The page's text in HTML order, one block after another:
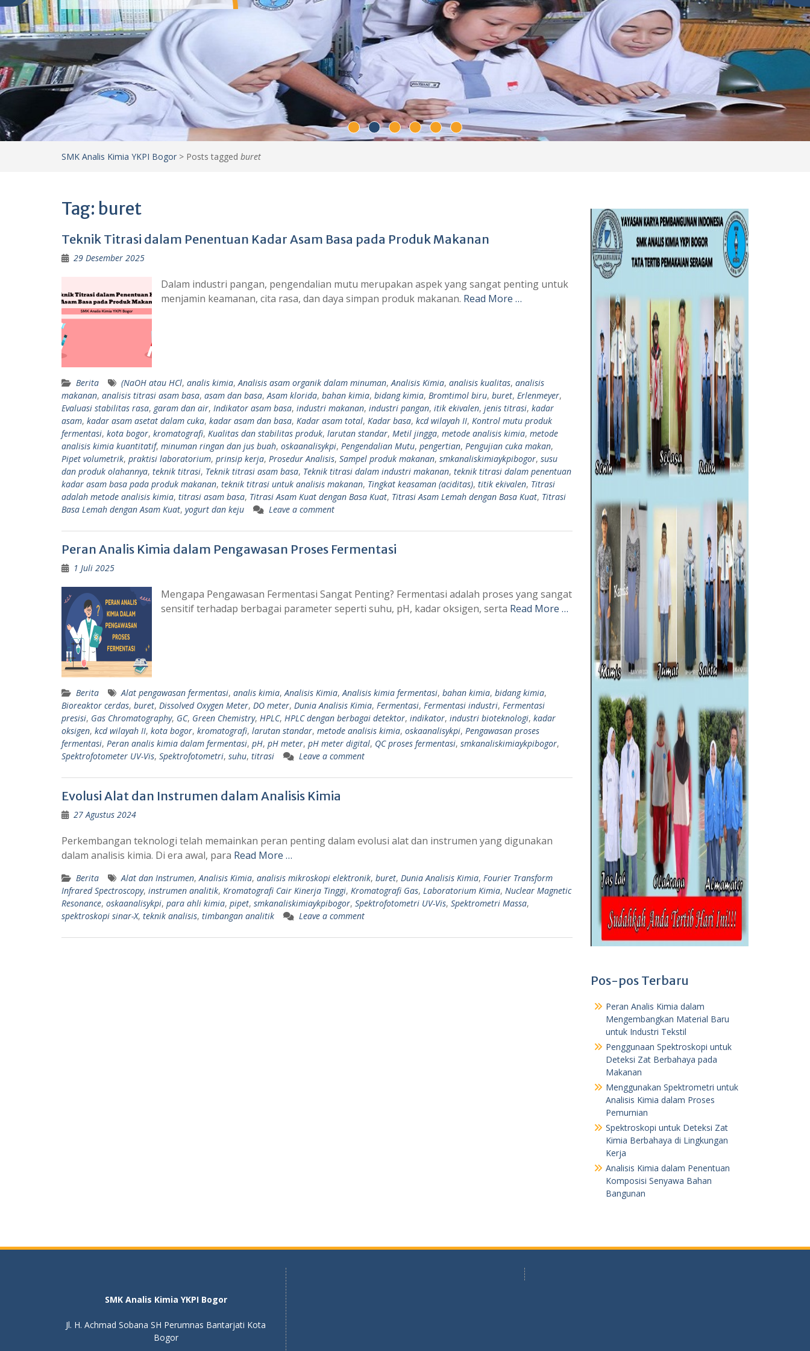
SMK Analis Kimia YKPI Bogor > Posts tagged buret
Tag: buret
Teknik Titrasi dalam Penentuan Kadar Asam Basa pada Produk Makanan
29 Desember 2025
Dalam industri pangan, pengendalian mutu merupakan aspek yang sangat penting untuk
menjamin keamanan, cita rasa, dan daya simpan produk makanan. Read More …
Berita (NaOH atau HCl, analis kimia, Analisis asam organik dalam minuman, Analisis Kimia, analisis kualitas, analisis
makanan, analisis titrasi asam basa, asam dan basa, Asam klorida, bahan kimia, bidang kimia, Bromtimol biru, buret, Erlenmeyer,
Evaluasi stabilitas rasa, garam dan air, Indikator asam basa, industri makanan, industri pangan, itik ekivalen, jenis titrasi, kadar
asam, kadar asam asetat dalam cuka, kadar asam dan basa, Kadar asam total, Kadar basa, kcd wilayah II, Kontrol mutu produk
fermentasi, kota bogor, kromatografi, Kualitas dan stabilitas produk, larutan standar, Metil jingga, metode analisis kimia, metode
analisis kimia kuantitatif, minuman ringan dan jus buah, oskaanalisykpi, Pengendalian Mutu, pengertian, Pengujian cuka makan,
Pipet volumetrik, praktisi laboratorium, prinsip kerja, Prosedur Analisis, Sampel produk makanan, smkanaliskimiaykpibogor, susu
dan produk olahannya, teknik titrasi, Teknik titrasi asam basa, Teknik titrasi dalam industri makanan, teknik titrasi dalam penentuan
kadar asam basa pada produk makanan, teknik titrasi untuk analisis makanan, Tingkat keasaman (aciditas), titik ekivalen, Titrasi
adalah metode analisis kimia, titrasi asam basa, Titrasi Asam Kuat dengan Basa Kuat, Titrasi Asam Lemah dengan Basa Kuat, Titrasi
Basa Lemah dengan Asam Kuat, yogurt dan keju Leave a comment
Peran Analis Kimia dalam Pengawasan Proses Fermentasi
1 Juli 2025
Mengapa Pengawasan Fermentasi Sangat Penting? Fermentasi adalah proses yang sangat
sensitif terhadap berbagai parameter seperti suhu, pH, kadar oksigen, serta Read More …
Berita Alat pengawasan fermentasi, analis kimia, Analisis Kimia, Analisis kimia fermentasi, bahan kimia, bidang kimia,
Bioreaktor cerdas, buret, Dissolved Oxygen Meter, DO meter, Dunia Analisis Kimia, Fermentasi, Fermentasi industri, Fermentasi
presisi, Gas Chromatography, GC, Green Chemistry, HPLC, HPLC dengan berbagai detektor, indikator, industri bioteknologi, kadar
oksigen, kcd wilayah II, kota bogor, kromatografi, larutan standar, metode analisis kimia, oskaanalisykpi, Pengawasan proses
fermentasi, Peran analis kimia dalam fermentasi, pH, pH meter, pH meter digital, QC proses fermentasi, smkanaliskimiaykpibogor,
Spektrofotometer UV-Vis, Spektrofotometri, suhu, titrasi Leave a comment
Evolusi Alat dan Instrumen dalam Analisis Kimia
27 Agustus 2024
Perkembangan teknologi telah memainkan peran penting dalam evolusi alat dan instrumen yang digunakan
dalam analisis kimia. Di era awal, para Read More …
Berita Alat dan Instrumen, Analisis Kimia, analisis mikroskopi elektronik, buret, Dunia Analisis Kimia, Fourier Transform
Infrared Spectroscopy, instrumen analitik, Kromatografi Cair Kinerja Tinggi, Kromatografi Gas, Laboratorium Kimia, Nuclear Magnetic
Resonance, oskaanalisykpi, para ahli kimia, pipet, smkanaliskimiaykpibogor, Spektrofotometri UV-Vis, Spektrometri Massa,
spektroskopi sinar-X, teknik analisis, timbangan analitik Leave a comment
Pos-pos Terbaru
Peran Analis Kimia dalam
Mengembangkan Material Baru
untuk Industri Tekstil
Penggunaan Spektroskopi untuk
Deteksi Zat Berbahaya pada
Makanan
Menggunakan Spektrometri untuk
Analisis Kimia dalam Proses
Pemurnian
Spektroskopi untuk Deteksi Zat
Kimia Berbahaya di Lingkungan
Kerja
Analisis Kimia dalam Penentuan
Komposisi Senyawa Bahan
Bangunan
SMK Analis Kimia YKPI Bogor
Jl. H. Achmad Sobana SH Perumnas Bantarjati Kota
Bogor